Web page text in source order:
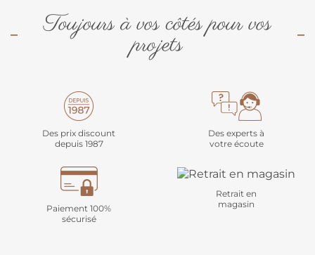
Toujours à vos côtés pour vos
projets
Des prix discount
depuis 1987
Des experts à
votre écoute
Paiement 100%
sécurisé
Retrait en
magasin